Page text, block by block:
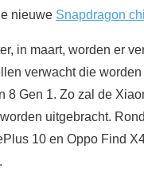
nieuwe Snapdragon
in maart, worden er
verwacht die
8 Gen 1. Zo zal de
uitgebracht.
10 en Oppo Find